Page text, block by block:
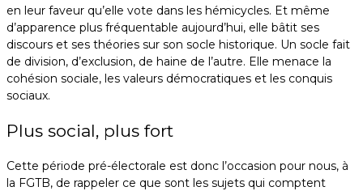
en leur faveur qu’elle vote dans les hémicycles. Et même
d’apparence plus fréquentable aujourd’hui, elle bâtit ses
discours et ses théories sur son socle historique. Un socle fait
de division, d’exclusion, de haine de l’autre. Elle menace la
cohésion sociale, les valeurs démocratiques et les conquis
sociaux.
Plus social, plus fort
Cette période pré-électorale est donc l’occasion pour nous, à
la FGTB, de rappeler ce que sont les sujets qui comptent